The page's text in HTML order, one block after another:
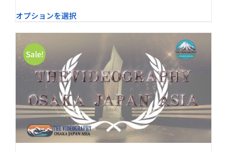
¥188,000
オプションを選択
Sale!